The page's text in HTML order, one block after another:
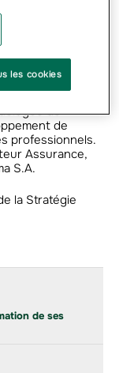
conduit le projet
lancé à
de la Direction
Assurance
de
de
professionnels.
Assurance,
S.A.
la Stratégie
de ses
les cookies